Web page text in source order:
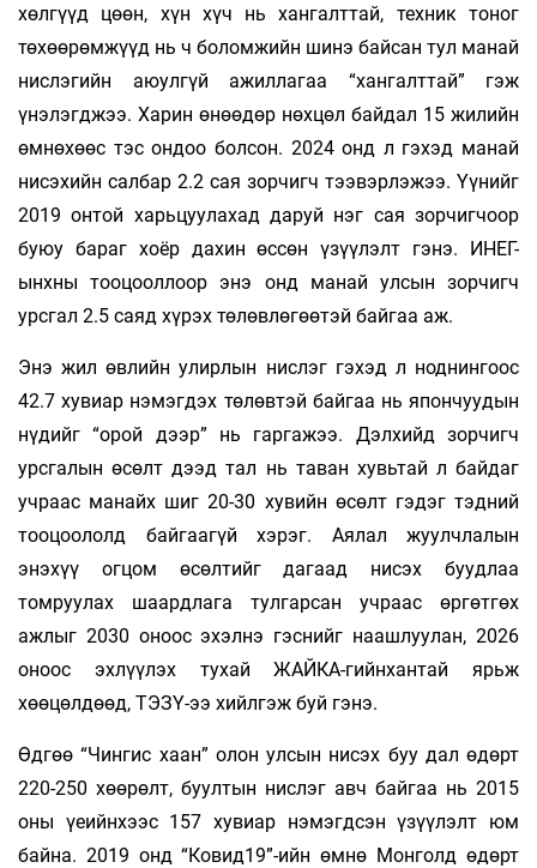
хөлгүүд цөөн, хүн хүч нь хангалттай, техник тоног
төхөөрөмжүүд нь ч боломжийн шинэ байсан тул манай
нислэгийн аюулгүй ажиллагаа “хангалттай” гэж
үнэлэгджээ. Харин өнөөдөр нөхцөл байдал 15 жилийн
өмнөхөөс тэс ондоо болсон. 2024 онд л гэхэд манай
нисэхийн салбар 2.2 сая зорчигч тээвэрлэжээ. Үүнийг
2019 онтой харьцуулахад даруй нэг сая зорчигчоор
буюу бараг хоёр дахин өссөн үзүүлэлт гэнэ. ИНЕГ-
ынхны тооцооллоор энэ онд манай улсын зорчигч
урсгал 2.5 саяд хүрэх төлөвлөгөөтэй байгаа аж.
Энэ жил өвлийн улирлын нислэг гэхэд л ноднингоос
42.7 хувиар нэмэгдэх төлөвтэй байгаа нь япончуудын
нүдийг “орой дээр” нь гаргажээ. Дэлхийд зорчигч
урсгалын өсөлт дээд тал нь таван хувьтай л байдаг
учраас манайх шиг 20-30 хувийн өсөлт гэдэг тэдний
тооцоололд байгаагүй хэрэг. Аялал жуулчлалын
энэхүү огцом өсөлтийг дагаад нисэх буудлаа
томруулах шаардлага тулгарсан учраас өргөтгөх
ажлыг 2030 оноос эхэлнэ гэснийг наашлуулан, 2026
оноос эхлүүлэх тухай ЖАЙКА-гийнхантай ярьж
хөөцөлдөөд, ТЭЗҮ-ээ хийлгэж буй гэнэ.
Өдгөө “Чингис хаан” олон улсын нисэх буу дал өдөрт
220-250 хөөрөлт, буултын нислэг авч байгаа нь 2015
оны үеийнхээс 157 хувиар нэмэгдсэн үзүүлэлт юм
байна. 2019 онд “Ковид19”-ийн өмнө Монголд өдөрт